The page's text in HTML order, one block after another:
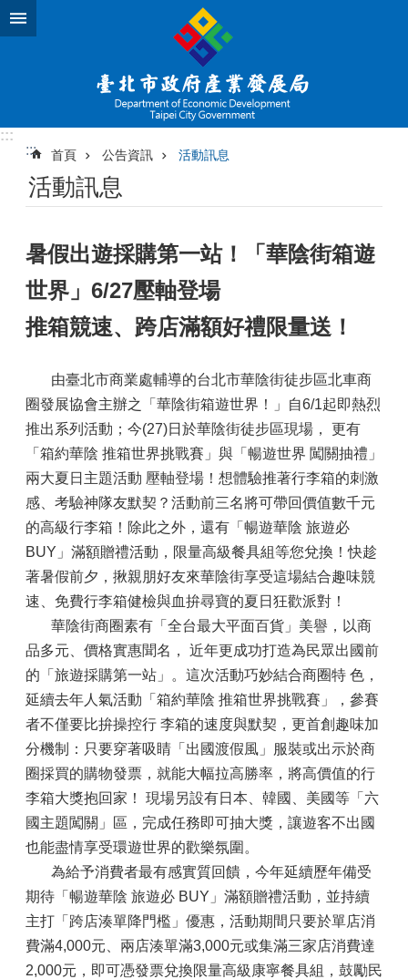
跳到主要內容區塊
:::
:::
首頁 公告資訊 活動訊息
活動訊息
暑假出遊採購第一站！「華陰街箱遊
世界」6/27壓軸登場
推箱競速、跨店滿額好禮限量送！
由臺北市商業處輔導的台北市華陰街徒步區北車商
圈發展協會主辦之「華陰街箱遊世界！」自6/1起即熱烈
推出系列活動；今(27)日於華陰街徒步區現場， 更有
「箱約華陰 推箱世界挑戰賽」與「暢遊世界 闖關抽禮」
兩大夏日主題活動 壓軸登場！想體驗推著行李箱的刺激
感、考驗神隊友默契？活動前三名將可帶回價值數千元
的高級行李箱！除此之外，還有「暢遊華陰 旅遊必
BUY」滿額贈禮活動，限量高級餐具組等您兌換！快趁
著暑假前夕，揪親朋好友來華陰街享受這場結合趣味競
速、免費行李箱健檢與血拚尋寶的夏日狂歡派對！
華陰街商圈素有「全台最大平面百貨」美譽，以商
品多元、價格實惠聞名， 近年更成功打造為民眾出國前
的「旅遊採購第一站」。這次活動巧妙結合商圈特 色，
延續去年人氣活動「箱約華陰 推箱世界挑戰賽」，參賽
者不僅要比拚操控行 李箱的速度與默契，更首創趣味加
分機制：只要穿著吸睛「出國渡假風」服裝或出示於商
圈採買的購物發票，就能大幅拉高勝率，將高價值的行
李箱大獎抱回家！ 現場另設有日本、韓國、美國等「六
國主題闖關」區，完成任務即可抽大獎，讓遊客不出國
也能盡情享受環遊世界的歡樂氛圍。
為給予消費者最有感實質回饋，今年延續歷年備受
期待「暢遊華陰 旅遊必 BUY」滿額贈禮活動，並持續
主打「跨店湊單降門檻」優惠，活動期間只要於單店消
費滿4,000元、兩店湊單滿3,000元或集滿三家店消費達
2,000元，即可憑發票兌換限量高級康寧餐具組，鼓勵民